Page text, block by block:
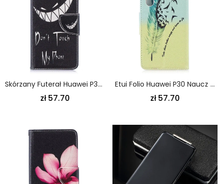
Skórzany Futerał Huawei P30 Etui Na Telefon Diabelski Telefon
zł 57.70
Etui Folio Huawei P30 Naucz Się Latać
zł 57.70